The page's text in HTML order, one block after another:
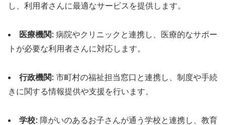
し、利用者さんに最適なサービスを提供します。
医療機関: 病院やクリニックと連携し、医療的なサポー
トが必要な利用者さんに対応します。
行政機関: 市町村の福祉担当窓口と連携し、制度や手続
きに関する情報提供や支援を行います。
学校: 障がいのあるお子さんが通う学校と連携し、教育